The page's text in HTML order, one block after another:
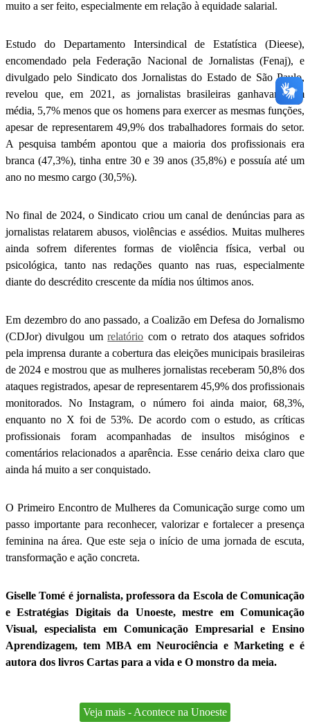
muito a ser feito, especialmente em relação à equidade salarial.
Estudo do Departamento Intersindical de Estatística (Dieese),
encomendado pela Federação Nacional de Jornalistas (Fenaj), e
divulgado pelo Sindicato dos Jornalistas do Estado de São Paulo,
revelou que, em 2021, as jornalistas brasileiras ganhavam, em
média, 5,7% menos que os homens para exercer as mesmas funções,
apesar de representarem 49,9% dos trabalhadores formais do setor.
A pesquisa também apontou que a maioria dos profissionais era
branca (47,3%), tinha entre 30 e 39 anos (35,8%) e possuía até um
ano no mesmo cargo (30,5%).
No final de 2024, o Sindicato criou um canal de denúncias para as
jornalistas relatarem abusos, violências e assédios. Muitas mulheres
ainda sofrem diferentes formas de violência física, verbal ou
psicológica, tanto nas redações quanto nas ruas, especialmente
diante do descrédito crescente da mídia nos últimos anos.
Em dezembro do ano passado, a Coalizão em Defesa do Jornalismo
(CDJor) divulgou umrelatório com o retrato dos ataques sofridos
pela imprensa durante a cobertura das eleições municipais brasileiras
de 2024 e mostrou que as mulheres jornalistas receberam 50,8% dos
ataques registrados, apesar de representarem 45,9% dos profissionais
monitorados. No Instagram, o número foi ainda maior, 68,3%,
enquanto no X foi de 53%. De acordo com o estudo, as críticas
profissionais foram acompanhadas de insultos misóginos e
comentários relacionados a aparência. Esse cenário deixa claro que
ainda há muito a ser conquistado.
O Primeiro Encontro de Mulheres da Comunicação surge como um
passo importante para reconhecer, valorizar e fortalecer a presença
feminina na área. Que este seja o início de uma jornada de escuta,
transformação e ação concreta.
Giselle Tomé é jornalista, professora da Escola de Comunicação
e Estratégias Digitais da Unoeste, mestre em Comunicação
Visual, especialista em Comunicação Empresarial e Ensino
Aprendizagem, tem MBA em Neurociência e Marketing e é
autora dos livros Cartas para a vida e O monstro da meia.
Veja mais - Acontece na Unoeste